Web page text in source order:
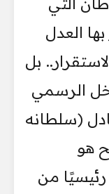
العدل
بل
الرسمي
(سلطانه
هو
من